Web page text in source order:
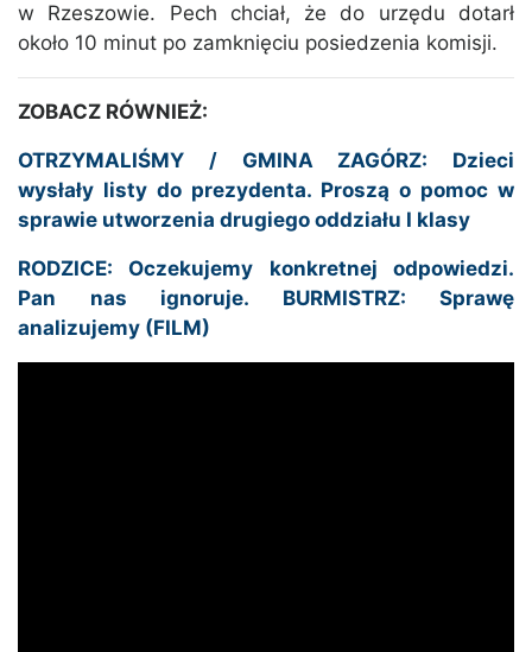
w Rzeszowie. Pech chciał, że do urzędu dotarł
około 10 minut po zamknięciu posiedzenia komisji.
ZOBACZ RÓWNIEŻ:
OTRZYMALIŚMY / GMINA ZAGÓRZ: Dzieci
wysłały listy do prezydenta. Proszą o pomoc w
sprawie utworzenia drugiego oddziału I klasy
RODZICE: Oczekujemy konkretnej odpowiedzi.
Pan nas ignoruje. BURMISTRZ: Sprawę
analizujemy (FILM)